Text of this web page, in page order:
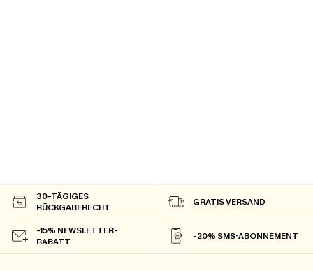
30-TÄGIGES
RÜCKGABERECHT
GRATIS VERSAND
-15% NEWSLETTER-
RABATT
-20% SMS-ABONNEMENT